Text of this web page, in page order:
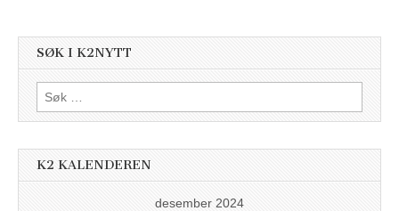
SØK I K2NYTT
Søk
etter:
K2 KALENDEREN
desember 2024